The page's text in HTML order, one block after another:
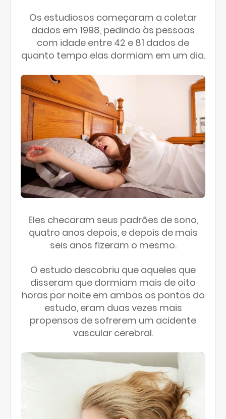
Os estudiosos começaram a coletar
dados em 1998, pedindo às pessoas
com idade entre 42 e 81 dados de
quanto tempo elas dormiam em um dia.
Eles checaram seus padrões de sono,
quatro anos depois, e depois de mais
seis anos fizeram o mesmo.
O estudo descobriu que aqueles que
disseram que dormiam mais de oito
horas por noite em ambos os pontos do
estudo, eram duas vezes mais
propensos de sofrerem um acidente
vascular cerebral.